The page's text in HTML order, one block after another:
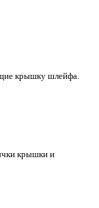
крышку шлейфа.
крышки и